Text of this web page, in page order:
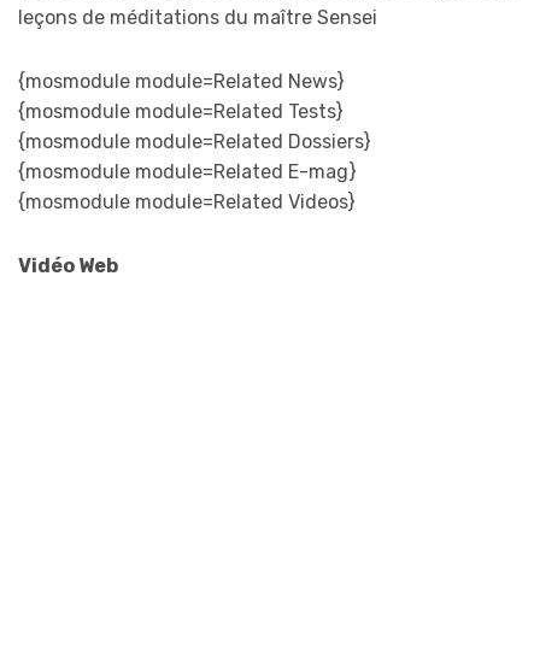
leçons de méditations du maître Sensei
{mosmodule module=Related News}
{mosmodule module=Related Tests}
{mosmodule module=Related Dossiers}
{mosmodule module=Related E-mag}
{mosmodule module=Related Videos}
Vidéo Web